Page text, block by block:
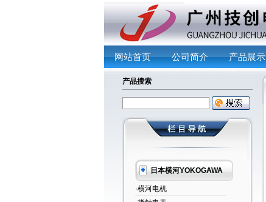
网站首页 公司简介 产品展示
产品搜索
日本横河YOKOGAWA
·横河电机